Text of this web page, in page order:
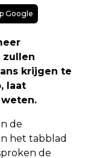
Google
zullen
krijgen te
laat
de
het tabblad
de